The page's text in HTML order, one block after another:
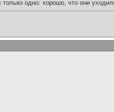
одно: хорошо, что они